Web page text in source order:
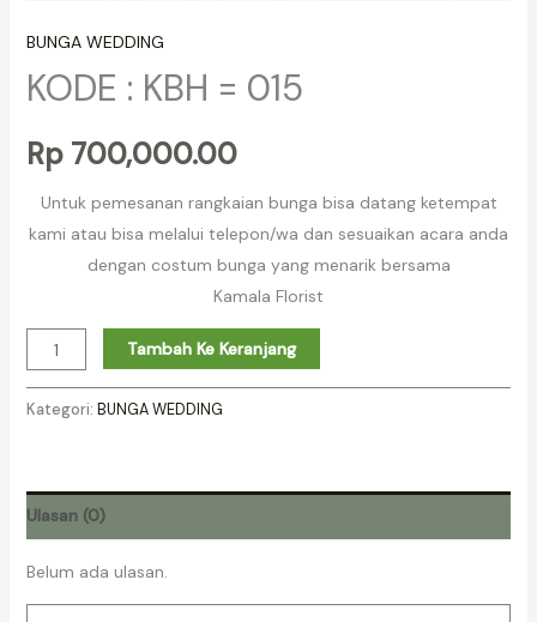
BUNGA WEDDING
KODE : KBH = 015
Rp700,000.00
Untuk pemesanan rangkaian bunga bisa datang ketempat
kami atau bisa melalui telepon/wa dan sesuaikan acara anda
dengan costum bunga yang menarik bersama
Kamala Florist
Tambah Ke Keranjang
Kategori: BUNGA WEDDING
Ulasan (0)
Belum ada ulasan.